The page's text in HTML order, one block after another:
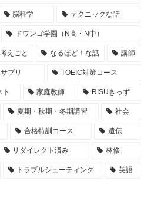
脳科学 テクニックな話
ドワンゴ学園（N高・N中）
考えごと なるほど！な話 講師
プリ TOEIC対策コース
ト 家庭教師 RISUきっず
夏期・秋期・冬期講習 社会
合格特訓コース 遺伝
リダイレクト済み 林修
トラブルシューティング 英語